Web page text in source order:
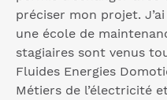
préciser mon projet.
une école de
stagiaires sont venus
Fluides Energies
Métiers de l’électricité